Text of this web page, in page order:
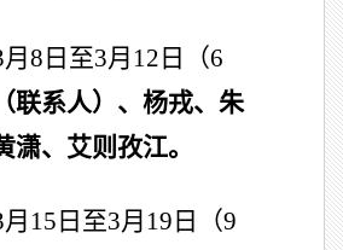
8日至3月12日（6
联系人）、杨戎、朱
潇、艾则孜江。
15日至3月19日（9